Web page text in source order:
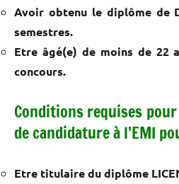
Avoir obtenu le diplôme de
semestres.
Etre âgé(e) de moins de 22
concours.
Conditions requises
de candidature à l’EMI
Etre titulaire du diplôme